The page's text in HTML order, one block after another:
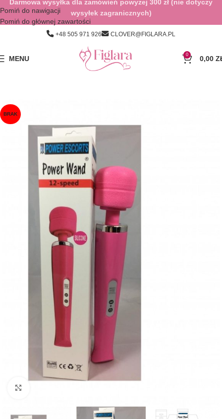
Pomiń do nawigacji
Pomiń do głównej zawartości
+48 505 971 926 CLOVER@FIGLARA.PL
MENU 0 0,00
BRAK
Darmowa wysyłka dla zamówień powyżej 300 zł (nie dotyczy
wysyłek zagranicznych)